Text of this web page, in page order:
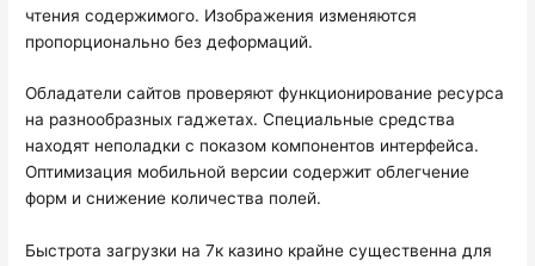
чтения содержимого. Изображения изменяются
пропорционально без деформаций.
Обладатели сайтов проверяют функционирование ресурса
на разнообразных гаджетах. Специальные средства
находят неполадки с показом компонентов интерфейса.
Оптимизация мобильной версии содержит облегчение
форм и снижение количества полей.
Быстрота загрузки на 7к казино крайне существенна для